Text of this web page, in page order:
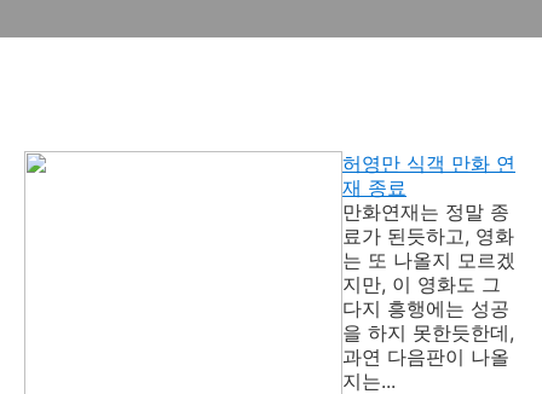
허영만 식객 만화 연
재 종료
만화연재는 정말 종
료가 된듯하고, 영화
는 또 나올지 모르겠
지만, 이 영화도 그
다지 흥행에는 성공
을 하지 못한듯한데,
과연 다음판이 나올
지는...